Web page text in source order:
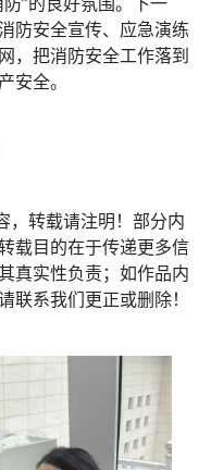
防安全宣传、应急演练
，把消防安全工作落到
安全。
，转载请注明！部分内
载目的在于传递更多信
真实性负责；如作品内
联系我们更正或删除！